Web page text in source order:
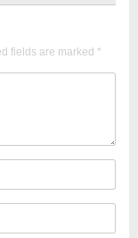
fields are marked *